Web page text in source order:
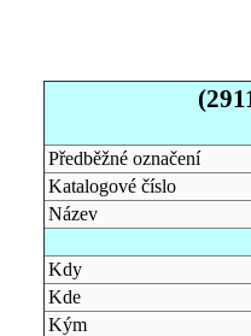
Předběžné označení
Katalogové číslo
Název
Kdy
Kde
Kým